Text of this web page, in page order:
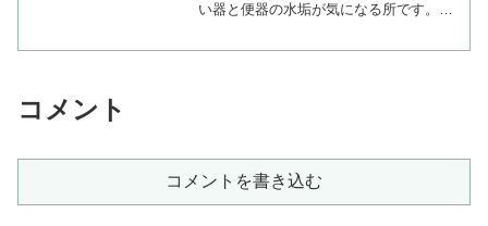
い器と便器の水垢が気になる所です。ト
コメント
コメントを書き込む